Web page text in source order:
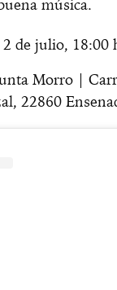
música.
2 de julio, 18:00
Morro |
22860